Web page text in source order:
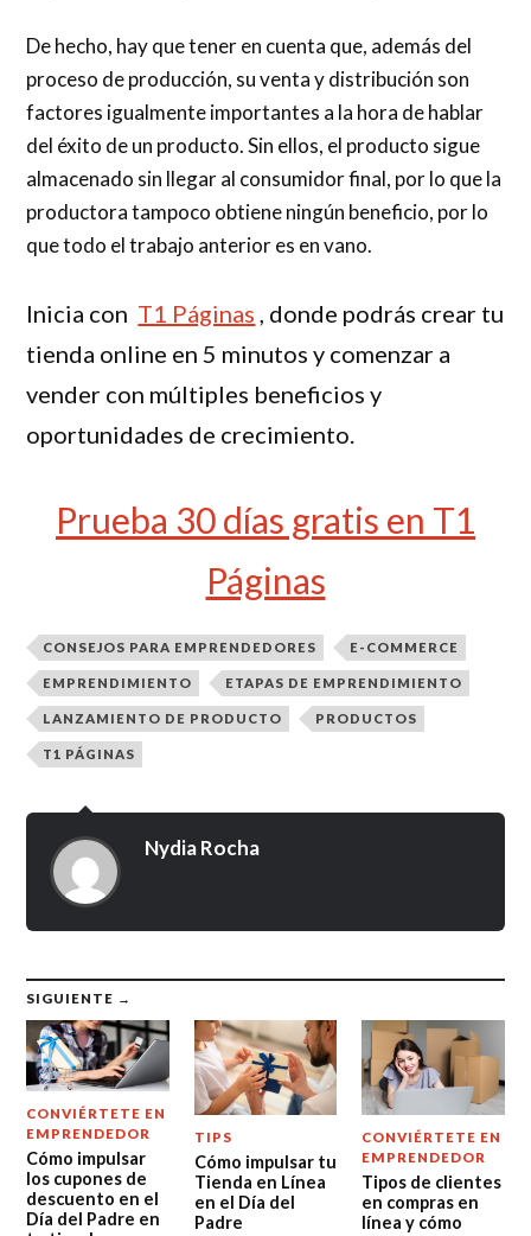
De hecho, hay que tener en cuenta que, además del
proceso de producción, su venta y distribución son
factores igualmente importantes a la hora de hablar
del éxito de un producto. Sin ellos, el producto sigue
almacenado sin llegar al consumidor final, por lo que la
productora tampoco obtiene ningún beneficio, por lo
que todo el trabajo anterior es en vano.
Inicia con T1 Páginas , donde podrás crear tu
tienda online en 5 minutos y comenzar a
vender con múltiples beneficios y
oportunidades de crecimiento.
Prueba 30 días gratis en T1
Páginas
CONSEJOS PARA EMPRENDEDORES E-COMMERCE
EMPRENDIMIENTO ETAPAS DE EMPRENDIMIENTO
LANZAMIENTO DE PRODUCTO PRODUCTOS
T1 PÁGINAS
Nydia Rocha
SIGUIENTE →
CONVIÉRTETE EN
EMPRENDEDOR
Cómo impulsar
los cupones de
descuento en el
Día del Padre en
TIPS
Cómo impulsar tu
Tienda en Línea
en el Día del
Padre
CONVIÉRTETE EN
EMPRENDEDOR
Tipos de clientes
en compras en
línea y cómo